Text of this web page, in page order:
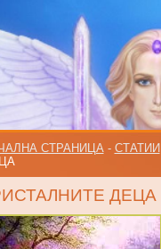
СТРАНИЦА - СТАТИИ
ДЕЦА